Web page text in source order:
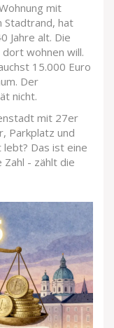
mit
Stadtrand, hat
Jahre alt. Die
wohnen will.
15.000 Euro
Der
nicht.
mit 27er
Parkplatz und
Das ist eine
Zahl - zählt die